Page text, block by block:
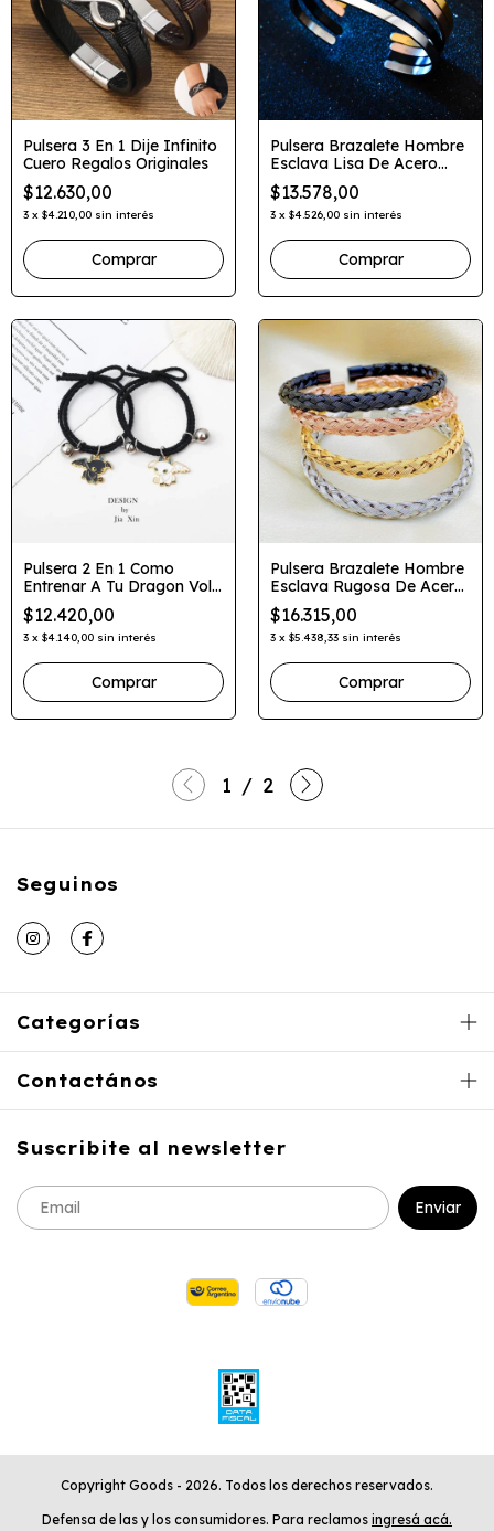
Pulsera 3 En 1 Dije Infinito
Cuero Regalos Originales
$12.630,00
3 x $4.210,00 sin interés
Comprar
Pulsera Brazalete Hombre
Esclava Lisa De Acero
Quirurgico
$13.578,00
3 x $4.526,00 sin interés
Comprar
Pulsera 2 En 1 Como
Entrenar A Tu Dragon Vola
Con Estilo
$12.420,00
3 x $4.140,00 sin interés
Comprar
Pulsera Brazalete Hombre
Esclava Rugosa De Acero
Quirurgico
$16.315,00
3 x $5.438,33 sin interés
Comprar
1 / 2
Seguinos
Categorías
Contactános
Suscribite al newsletter
Copyright Goods - 2026. Todos los derechos reservados.
Defensa de las y los consumidores. Para reclamos ingresá acá.